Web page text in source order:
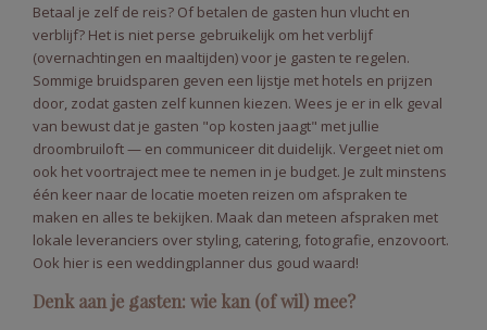
Betaal je zelf de reis? Of betalen de gasten hun vlucht en
verblijf? Het is niet perse gebruikelijk om het verblijf
(overnachtingen en maaltijden) voor je gasten te regelen.
Sommige bruidsparen geven een lijstje met hotels en prijzen
door, zodat gasten zelf kunnen kiezen. Wees je er in elk geval
van bewust dat je gasten "op kosten jaagt" met jullie
droombruiloft — en communiceer dit duidelijk. Vergeet niet om
ook het voortraject mee te nemen in je budget. Je zult minstens
één keer naar de locatie moeten reizen om afspraken te
maken en alles te bekijken. Maak dan meteen afspraken met
lokale leveranciers over styling, catering, fotografie, enzovoort.
Ook hier is een weddingplanner dus goud waard!
Denk aan je gasten: wie kan (of wil) mee?